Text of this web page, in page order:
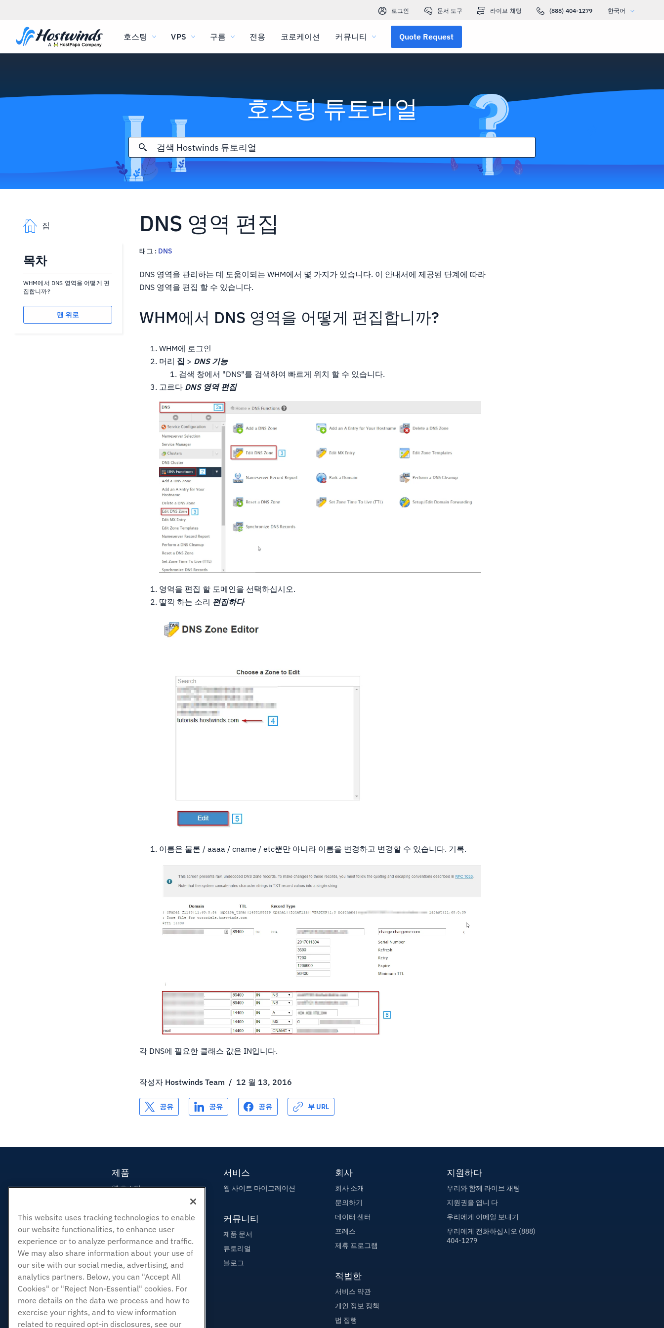
로그인 문서 도구 라이브 채팅 (888) 404-1279 한국어
호스팅 VPS 구름 전용 코로케이션 커뮤니티 Quote Request
호스팅 튜토리얼
집
목차
WHM에서 DNS 영역을 어떻게 편
집합니까?
맨 위로
DNS 영역 편집
태그 : DNS
DNS 영역을 관리하는 데 도움이되는 WHM에서 몇 가지가 있습니다. 이 안내서에 제공된 단계에 따라
DNS 영역을 편집 할 수 있습니다.
WHM에서 DNS 영역을 어떻게 편집합니까?
WHM에 로그인
머리 집 > DNS 기능
검색 창에서 "DNS"를 검색하여 빠르게 위치 할 수 있습니다.
고르다 DNS 영역 편집
영역을 편집 할 도메인을 선택하십시오.
딸깍 하는 소리 편집하다
이름은 물론 / aaaa / cname / etc뿐만 아니라 이름을 변경하고 변경할 수 있습니다. 기록.
각 DNS에 필요한 클래스 값은 IN입니다.
작성자 Hostwinds Team / 12 월 13, 2016
공유 공유 공유 부 URL
제품
웹 호스팅
리셀러 호스팅
화이트 라벨 리셀러
관리되는 리눅스 VPS
관리되지 않는 리눅스 VPS
관리 창 VPS
관리되지 않는 Windows VPS
클라우드 서버
로드 밸런서
서비스
웹 사이트 마이그레이션
커뮤니티
제품 문서
튜토리얼
블로그
회사
회사 소개
문의하기
데이터 센터
프레스
제휴 프로그램
적법한
서비스 약관
개인 정보 정책
법 집행
지원하다
우리와 함께 라이브 채팅
지원권을 엽니 다
우리에게 이메일 보내기
우리에게 전화하십시오 (888)
404-1279
This website uses tracking technologies to enable
our website functionalities, to enhance user
experience or to analyze performance and traffic.
We may also share information about your use of
our site with our social media, advertising, and
analytics partners. Below, you can "Accept All
Cookies" or "Reject Non-Essential" cookies. For
more details on the data we process and how to
exercise your rights, and to view information
related to required opt-in disclosures, see our